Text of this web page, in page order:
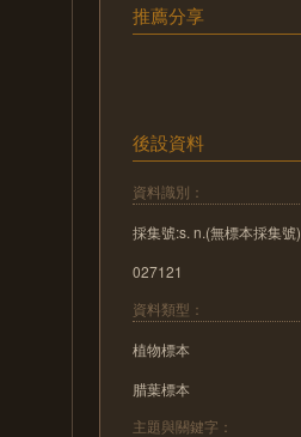
推薦分享
後設資料
資料識別：
採集號:s. n.(無標本採集號)
027121
資料類型：
植物標本
腊葉標本
主題與關鍵字：